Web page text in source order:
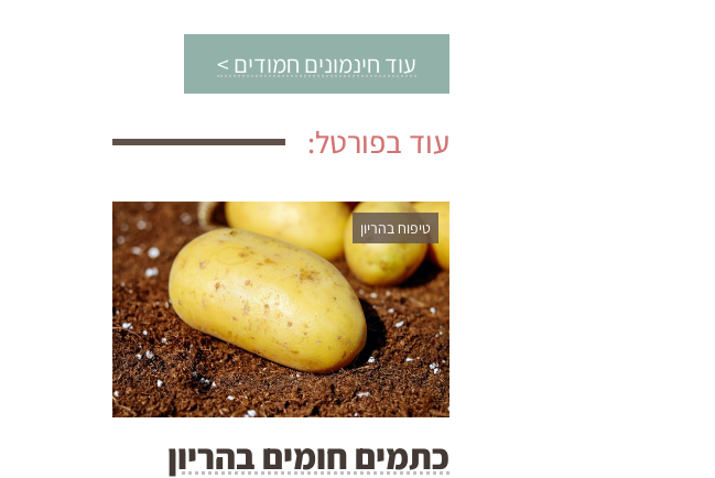
עוד חינמונים חמודים >
עוד בפורטל:
טיפוח בהריון
כתמים חומים בהריון